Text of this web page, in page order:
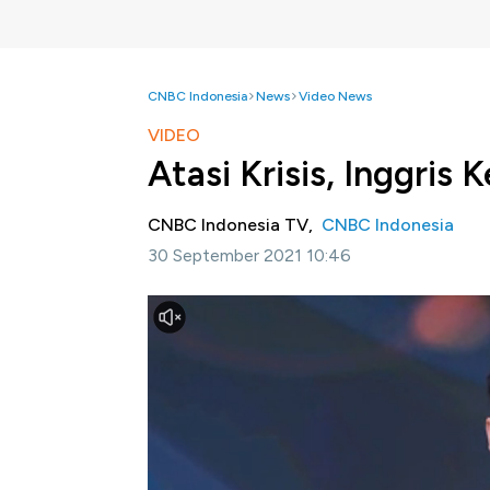
CNBC Indonesia News Video News
VIDEO
Atasi Krisis, Inggris
CNBC Indonesia TV, CNBC Indonesia
30 September 2021 10:46
Jakarta, CNBC Indonesia -
Inggris akan
bakar minyak ditengah krisis kekurangan
Bisnis Inggris Kwasi Kwarteng
Selengkapnya dalam program Squawk